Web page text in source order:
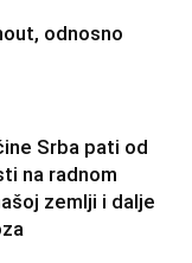
odnosno
Srba pati od
na radnom
zemlji i dalje